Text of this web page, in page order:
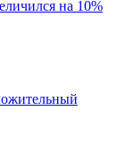
на 10%